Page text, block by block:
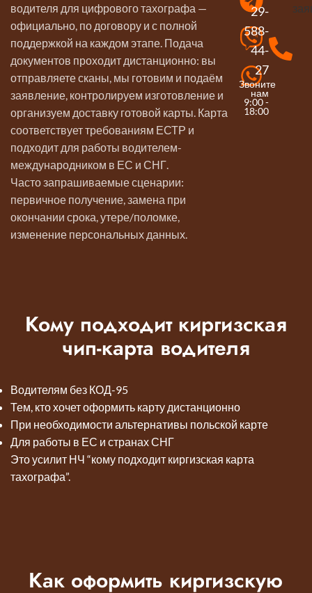
водителя для цифрового тахографа —
официально, по договору и с полной
поддержкой на каждом этапе. Подача
документов проходит дистанционно: вы
отправляете сканы, мы готовим и подаём
заявление, контролируем изготовление и
организуем доставку готовой карты. Карта
соответствует требованиям ЕСТР и
подходит для работы водителем-
международником в ЕС и СНГ.
Часто запрашиваемые сценарии:
первичное получение, замена при
окончании срока, утере/поломке,
изменение персональных данных.
29-
588-
44-
27
Звоните
нам
9:00 -
18:00
Кому подходит киргизская
чип-карта водителя
Водителям без КОД-95
Тем, кто хочет оформить карту дистанционно
При необходимости альтернативы польской карте
Для работы в ЕС и странах СНГ
Это усилит НЧ “кому подходит киргизская карта
тахографа”.
Как оформить киргизскую